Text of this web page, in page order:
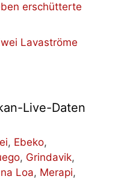
erschütterte
Lavaströme
Live-Daten
, Ebeko,
, Grindavik,
Loa, Merapi,